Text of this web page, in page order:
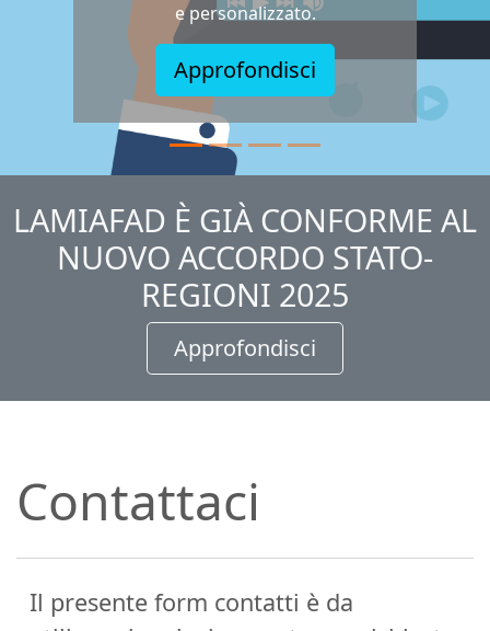
e personalizzato.
Approfondisci
LAMIAFAD È GIÀ CONFORME AL
NUOVO ACCORDO STATO-
REGIONI 2025
Approfondisci
Contattaci
Il presente form contatti è da